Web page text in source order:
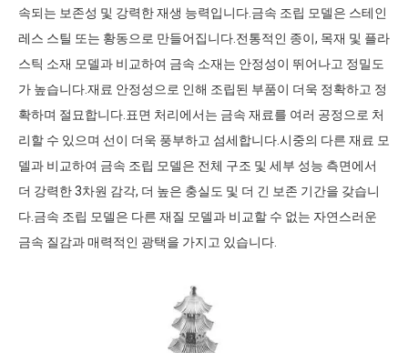
속되는 보존성 및 강력한 재생 능력입니다.금속 조립 모델은 스테인
레스 스틸 또는 황동으로 만들어집니다.전통적인 종이, 목재 및 플라
스틱 소재 모델과 비교하여 금속 소재는 안정성이 뛰어나고 정밀도
가 높습니다.재료 안정성으로 인해 조립된 부품이 더욱 정확하고 정
확하며 절묘합니다.표면 처리에서는 금속 재료를 여러 공정으로 처
리할 수 있으며 선이 더욱 풍부하고 섬세합니다.시중의 다른 재료 모
델과 비교하여 금속 조립 모델은 전체 구조 및 세부 성능 측면에서
더 강력한 3차원 감각, 더 높은 충실도 및 더 긴 보존 기간을 갖습니
다.금속 조립 모델은 다른 재질 모델과 비교할 수 없는 자연스러운
금속 질감과 매력적인 광택을 가지고 있습니다.